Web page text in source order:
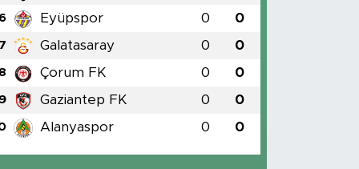
6 Eyüpspor 0 0
7 Galatasaray 0 0
8 Çorum FK 0 0
9 Gaziantep FK 0 0
Alanyaspor 0 0